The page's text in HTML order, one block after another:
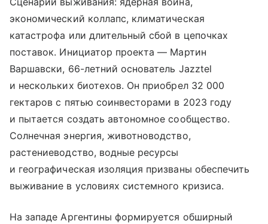
экономический коллапс, климатическая
катастрофа или длительный сбой в цепочках
поставок. Инициатор проекта — Мартин
Варшавски, 66-летний основатель Jazztel
и нескольких биотехов. Он приобрел 32 000
гектаров с пятью соинвесторами в 2023 году
и пытается создать автономное сообщество.
Солнечная энергия, животноводство,
растениеводство, водные ресурсы
и географическая изоляция призваны обеспечить
выживание в условиях системного кризиса.
На западе Аргентины формируется обширный